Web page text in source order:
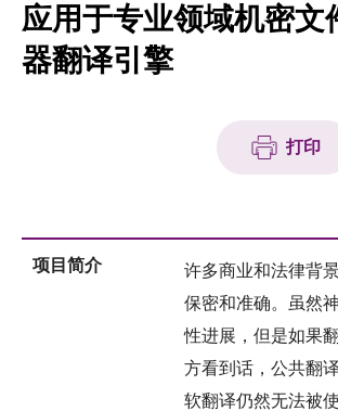
项目资料库
会籍
应用于专业领域机密文
器翻译引擎
打印
项目简介
许多商业和法律背
保密和准确。虽然
性进展，但是如果
方看到话，公共翻
软翻译仍然无法被